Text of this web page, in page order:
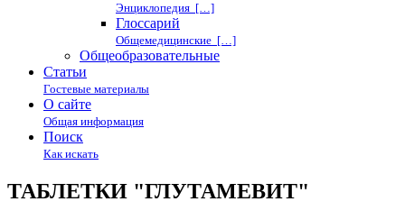
Энциклопедия […]
Глоссарий
Общемедицинские […]
Общеобразовательные
Статьи
Гостевые материалы
О сайте
Общая информация
Поиск
Как искать
ТАБЛЕТКИ "ГЛУТАМЕВИТ"